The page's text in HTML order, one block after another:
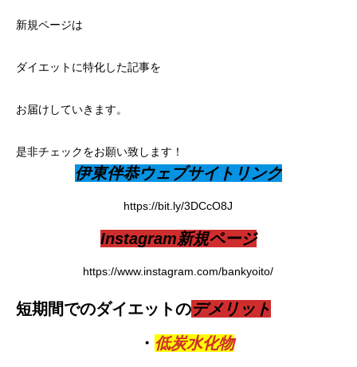
新規ページは
ダイエットに特化した記事を
お届けしていきます。
是非チェックをお願い致します！
伊東伴恭ウェブサイトリンク
https://bit.ly/3DCcO8J
Instagram新規ページ
https://www.instagram.com/bankyoito/
短期間でのダイエットのデメリット
・ 低炭水化物